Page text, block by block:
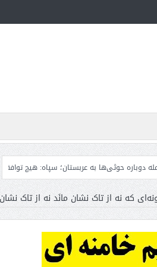
به عربستان؛ سپاه: هیچ توافقی را نهایی
که نه از تاک‌ نشان مانَد نه از تاک‌ نشان